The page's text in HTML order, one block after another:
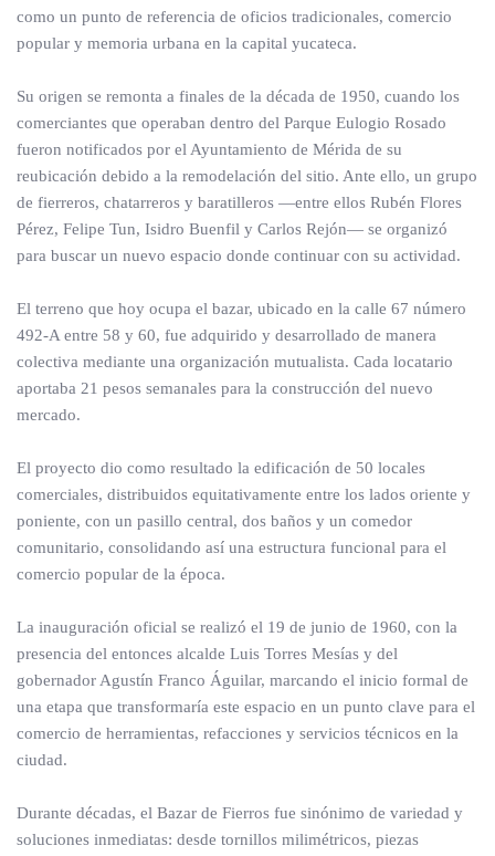
como un punto de referencia de oficios tradicionales, comercio
popular y memoria urbana en la capital yucateca.
Su origen se remonta a finales de la década de 1950, cuando los
comerciantes que operaban dentro del Parque Eulogio Rosado
fueron notificados por el Ayuntamiento de Mérida de su
reubicación debido a la remodelación del sitio. Ante ello, un grupo
de fierreros, chatarreros y baratilleros —entre ellos Rubén Flores
Pérez, Felipe Tun, Isidro Buenfil y Carlos Rejón— se organizó
para buscar un nuevo espacio donde continuar con su actividad.
El terreno que hoy ocupa el bazar, ubicado en la calle 67 número
492-A entre 58 y 60, fue adquirido y desarrollado de manera
colectiva mediante una organización mutualista. Cada locatario
aportaba 21 pesos semanales para la construcción del nuevo
mercado.
El proyecto dio como resultado la edificación de 50 locales
comerciales, distribuidos equitativamente entre los lados oriente y
poniente, con un pasillo central, dos baños y un comedor
comunitario, consolidando así una estructura funcional para el
comercio popular de la época.
La inauguración oficial se realizó el 19 de junio de 1960, con la
presencia del entonces alcalde Luis Torres Mesías y del
gobernador Agustín Franco Águilar, marcando el inicio formal de
una etapa que transformaría este espacio en un punto clave para el
comercio de herramientas, refacciones y servicios técnicos en la
ciudad.
Durante décadas, el Bazar de Fierros fue sinónimo de variedad y
soluciones inmediatas: desde tornillos milimétricos, piezas